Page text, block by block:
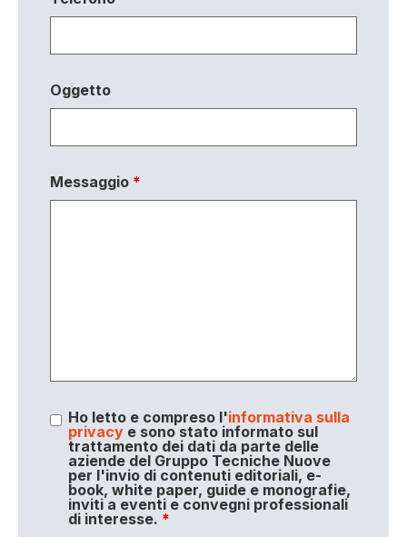
Oggetto
Messaggio *
Ho letto e compreso l'informativa sulla
privacye sono stato informato sul
trattamento dei dati da parte delle
aziende del Gruppo Tecniche Nuove
per l'invio di contenuti editoriali, e-
book, white paper, guide e monografie,
inviti a eventi e convegni professionali
di interesse. *